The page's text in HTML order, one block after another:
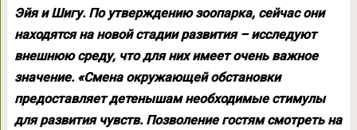
Эйя и Шигу. По утверждению зоопарка, сейчас они
находятся на новой стадии развития – исследуют
внешнюю среду, что для них имеет очень важное
значение. «Смена окружающей обстановки
предоставляет детенышам необходимые стимулы
для развития чувств. Позволение гостям смотреть на